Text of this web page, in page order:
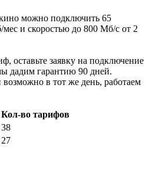
можно подключить 65
и скоростью до 800 Мб/с от 2
оставьте заявку на подключение
дадим гарантию 90 дней.
в тот же день, работаем
Кол-во тарифов
38
27